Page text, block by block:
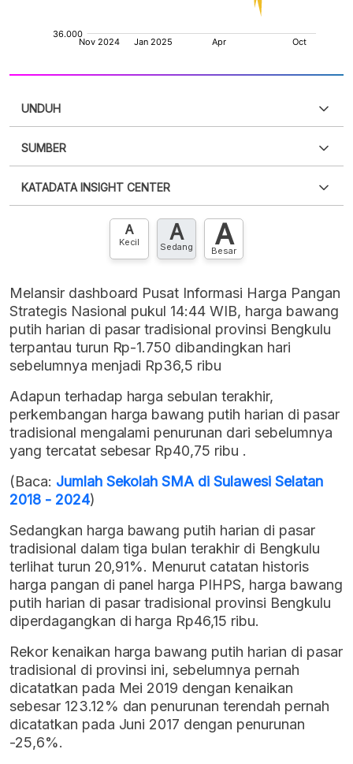
UNDUH
XLS
SUMBER
punya akun?Silakan Daftar sekarang
KATADATA INSIGHT CENTER
Hubungi sekarang »
A
Kecil A
Sedang A
Besar
Melansir dashboard Pusat Informasi Harga Pangan
Strategis Nasional pukul 14:44 WIB, harga bawang
putih harian di pasar tradisional provinsi Bengkulu
terpantau turun Rp-1.750 dibandingkan hari
sebelumnya menjadi Rp36,5 ribu
Adapun terhadap harga sebulan terakhir,
perkembangan harga bawang putih harian di pasar
tradisional mengalami penurunan dari sebelumnya
yang tercatat sebesar Rp40,75 ribu .
(Baca: Jumlah Sekolah SMA di Sulawesi Selatan
2018 - 2024)
Sedangkan harga bawang putih harian di pasar
tradisional dalam tiga bulan terakhir di Bengkulu
terlihat turun 20,91%. Menurut catatan historis
harga pangan di panel harga PIHPS, harga bawang
putih harian di pasar tradisional provinsi Bengkulu
diperdagangkan di harga Rp46,15 ribu.
Rekor kenaikan harga bawang putih harian di pasar
tradisional di provinsi ini, sebelumnya pernah
dicatatkan pada Mei 2019 dengan kenaikan
sebesar 123.12% dan penurunan terendah pernah
dicatatkan pada Juni 2017 dengan penurunan
-25,6%.